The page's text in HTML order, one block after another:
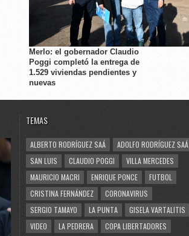
Merlo: el gobernador Claudio
Poggi completó la entrega de
1.529 viviendas pendientes y
nuevas
TEMAS
ALBERTO RODRÍGUEZ SAÁ
ADOLFO RODRÍGUEZ SAÁ
SAN LUIS
CLAUDIO POGGI
VILLA MERCEDES
MAURICIO MACRI
ENRIQUE PONCE
FUTBOL
CRISTINA FERNÁNDEZ
CORONAVIRUS
SERGIO TAMAYO
LA PUNTA
GISELA VARTALITIS
VIDEO
LA PEDRERA
COPA LIBERTADORES